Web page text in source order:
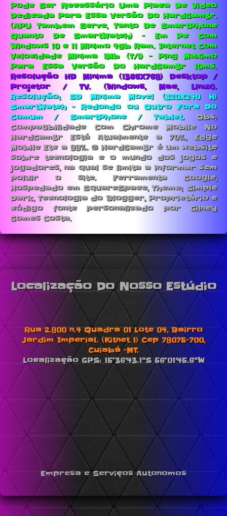
Pode Ser Necessário Uma Placa De Video
Dedicada Para Essa Versão Do HardGam3r.
(APU Tambem Serve, Tanto De SmartPhone
Quanto De SmartWatch) - Em Pc Com
Windows 10 e 11 Minimo 4gb Ram. Internet Com
Velocidade Minima 1Mb (T/1) - Ping Maximo
Para Essa Versão Do HardGam3r 10ms.
Resolução HD Minima (1366X768) Desktop /
Projetor / TV. (Windows, Mac, Linux).
Resolução; SD Minima Movel (320X240 H)
SmartWatch - Redondo ou Outro Fora Do
Comum / SmartPhone / Tablet.Obs:
Compatibilidade Com Chrome Mobile No
HardGam3r Está Atualmente a 70%, Edge
Mobile Etc a 99%. © HardGam3r é um website
sobre tecnologia e o mundo dos jogos e
jogadores, na qual se limita a informar sem
poluir o site. Ferramenta Google,
Hospedado em SquareSpace, Theme; Simple
Dark, Tecnologia do Blogger, Proprietário e
código fonte personalizado por Gilney
Gomes Costa.
Localização Do Nosso Estúdio
Rua 2.800 n.4 Quadra 01 Lote 04, Bairro
Jardim Imperial. (Kitnet 1) Cep 78075-700,
Cuiabá -MT.
Localização GPS: 15°36'43.1"S 56°01'45.6"W
Empresa e Serviços Autonomos